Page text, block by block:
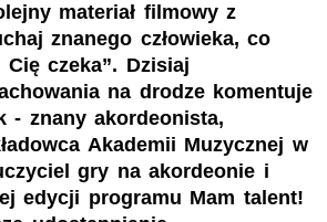
materiał filmowy z
znanego człowieka, co
Cię czeka”. Dzisiaj
na drodze komentuje
- znany akordeonista,
Akademii Muzycznej w
gry na akordeonie i
edycji programu Mam talent!